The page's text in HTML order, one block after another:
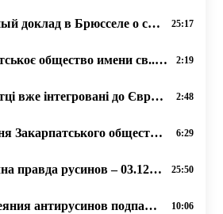
Ежегодный доклад в Брюсселе о состоянии прав и свобод русинов Закарпатья в Украине.17.12.19 25:17
Закарпатськоє общество имени св..Кирила и Мефодія сообщає о упокоєніи Богдана Гамбаля! 2:19
Закарпатці вже інтегровані до Європи і відчувають себе громадянами Євросоюзу 2:48
Звернення Закарпатського общества ім. Кирилла и Мефодія про вибори 6:29
Исторична правда русинов – 03.12.2019, прот. Димитрій Сидор 25:50
Какие деяния антирусинов подпадают под оценку этноцид и геноцид؟ 10:06